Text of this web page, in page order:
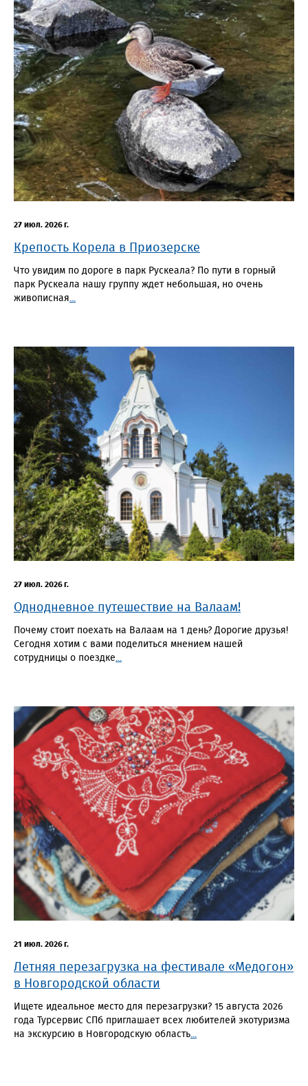
27 июл. 2026 г.
Крепость Корела в Приозерске
Что увидим по дороге в парк Рускеала? По пути в горный
парк Рускеала нашу группу ждет небольшая, но очень
живописная...
27 июл. 2026 г.
Однодневное путешествие на Валаам!
Почему стоит поехать на Валаам на 1 день? Дорогие друзья!
Сегодня хотим с вами поделиться мнением нашей
сотрудницы о поездке
21 июл. 2026 г.
Летняя перезагрузка на фестивале «Медогон»
в Новгородской области
Ищете идеальное место для перезагрузки? 15 августа 2026
года Турсервис СПб приглашает всех любителей экотуризма
на экскурсию в Новгородскую область